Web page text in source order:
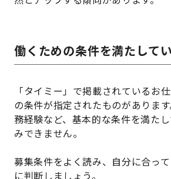
働くための条件を満たして
「タイミー」で掲載されているお
の条件が指定されたものがありま
務経験など、基本的な条件を満た
みできません。
募集条件をよく読み、自分に合っ
に判断しましょう。